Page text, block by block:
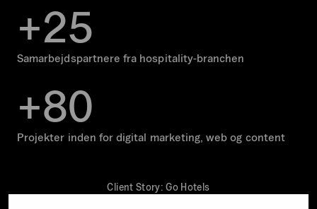
+25
Samarbejdspartnere fra hospitality-branchen
+80
Projekter inden for digital marketing, web og content
Client Story: Go Hotels